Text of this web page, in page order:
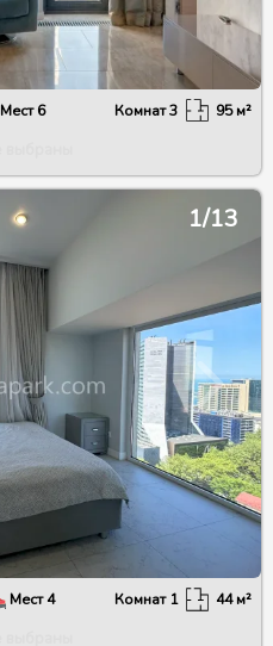
Мест6 Комнат3 95м²
1/13
Мест4 Комнат 1 44м²